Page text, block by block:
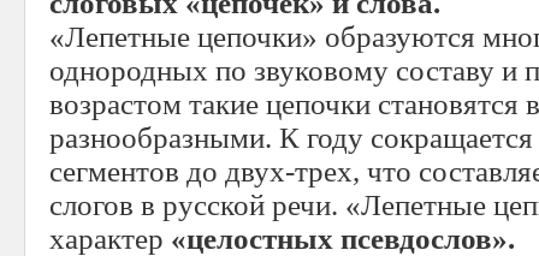
«Лепетные цепочки» образуются
однородных по звуковому составу и
возрастом такие цепочки становятся
разнообразными. К году
сегментов до двух-трех, что
слогов в русской речи. «Лепетные
характер «целостных псевдослов».